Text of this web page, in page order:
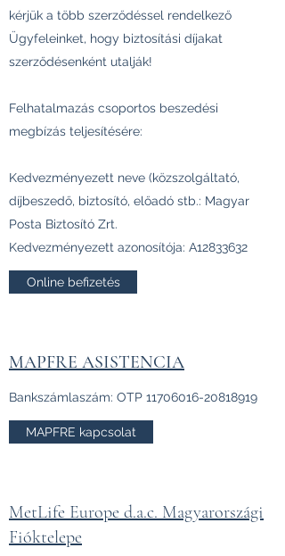
kérjük a több szerződéssel rendelkező
Ügyfeleinket, hogy biztosítási díjakat
szerződésenként utalják!
Felhatalmazás csoportos beszedési
megbízás teljesítésére:
Kedvezményezett neve (közszolgáltató,
díjbeszedő, biztosító, előadó stb.: Magyar
Posta Biztosító Zrt.
Kedvezményezett azonosítója: A12833632
Online befizetés
MAPFRE ASISTENCIA
Bankszámlaszám: OTP 11706016-20818919
MAPFRE kapcsolat
MetLife Europe d.a.c. Magyarországi
Fióktelepe